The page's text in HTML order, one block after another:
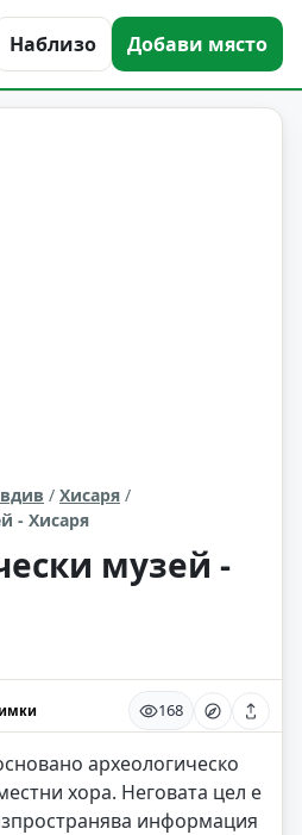
Наблизо Добави място
Област: Пловдив
/ Хисаря /
- Хисаря
музей -
168
археологическо
хора. Неговата цел е
информация